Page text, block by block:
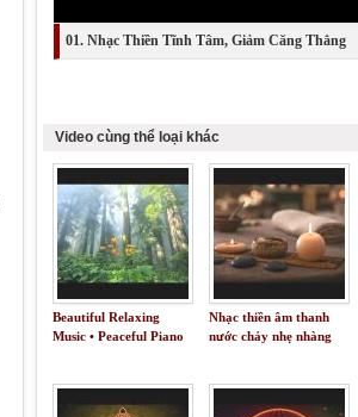
01. Nhạc Thiền Tĩnh Tâm, Giảm Căng Thẳng
Video cùng thể loại khác
Beautiful Relaxing
Music • Peaceful Piano
Peder B. Helland
Nhạc thiền âm thanh
nước chảy nhẹ nhàng